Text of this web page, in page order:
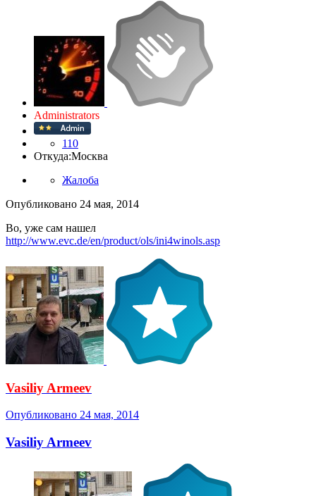
Administrators
110
Откуда:Москва
Жалоба
Опубликовано 24 мая, 2014
Во, уже сам нашел
http://www.evc.de/en/product/ols/ini4winols.asp
Vasiliy Armeev
Опубликовано 24 мая, 2014
Vasiliy Armeev